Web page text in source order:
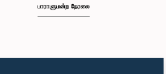
பாராளுமன்ற நேரலை